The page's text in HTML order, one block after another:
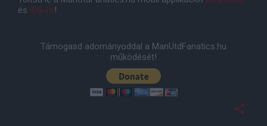
és iOS-re!
Támogasd adományoddal a ManUtdFanatics.hu
működését!